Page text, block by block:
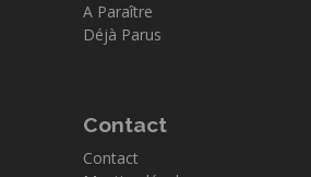
A Paraître
Déjà Parus
Contact
Contact